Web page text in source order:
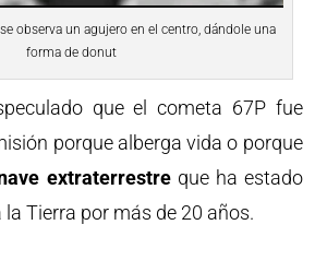
observa un agujero en el centro, dándole una
forma de donut
que el cometa 67P fue
porque alberga vida o porque
extraterrestreque ha estado
Tierra por más de 20 años.